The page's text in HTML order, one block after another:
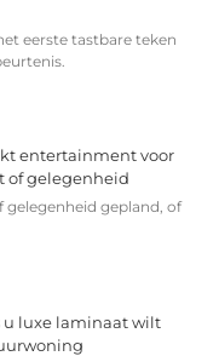
eerste tastbare teken
entertainment voor
of gelegenheid
gelegenheid gepland, of
u luxe laminaat wilt